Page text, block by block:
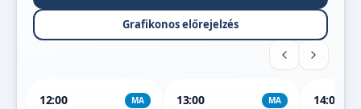
Grafikonos előrejelzés
12:00 MA 13:00 MA 14:00